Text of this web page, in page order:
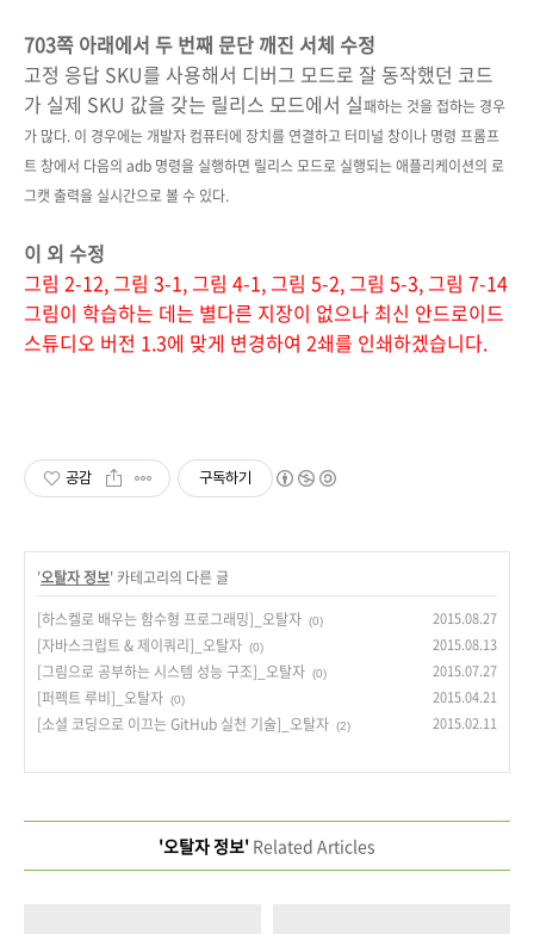
703쪽 아래에서 두 번째 문단 깨진 서체 수정
고정 응답 SKU를 사용해서 디버그 모드로 잘 동작했던 코드
가 실제 SKU 값을 갖는 릴리스 모드에서 실패하는 것을 접하는 경우
가 많다. 이 경우에는 개발자 컴퓨터에 장치를 연결하고 터미널 창이나 명령 프롬프
트 창에서 다음의 adb 명령을 실행하면 릴리스 모드로 실행되는 애플리케이션의 로
그캣 출력을 실시간으로 볼 수 있다.
이 외 수정
그림 2-12, 그림 3-1, 그림 4-1, 그림 5-2, 그림 5-3, 그림 7-14
그림이 학습하는 데는 별다른 지장이 없으나 최신 안드로이드
스튜디오 버전 1.3에 맞게 변경하여 2쇄를 인쇄하겠습니다.
공감 구독하기
'오탈자 정보' 카테고리의 다른 글
[하스켈로 배우는 함수형 프로그래밍]_오탈자 (0) 2015.08.27
[자바스크립트 & 제이쿼리]_오탈자 (0) 2015.08.13
[그림으로 공부하는 시스템 성능 구조]_오탈자 (0) 2015.07.27
[퍼펙트 루비]_오탈자 (0) 2015.04.21
[소셜 코딩으로 이끄는 GitHub 실천 기술]_오탈자 (2) 2015.02.11
'오탈자 정보' Related Articles